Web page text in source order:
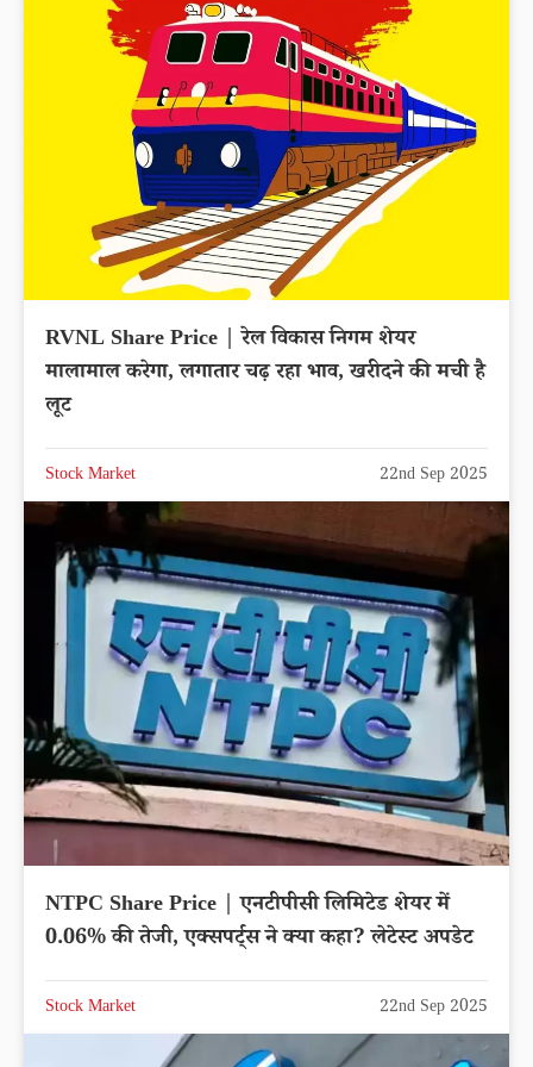
RVNL Share Price | रेल विकास निगम शेयर
मालामाल करेगा, लगातार चढ़ रहा भाव, खरीदने की मची है
लूट
Stock Market 22nd Sep 2025
NTPC Share Price | एनटीपीसी लिमिटेड शेयर में
0.06% की तेजी, एक्सपर्ट्स ने क्या कहा? लेटेस्ट अपडेट
Stock Market 22nd Sep 2025